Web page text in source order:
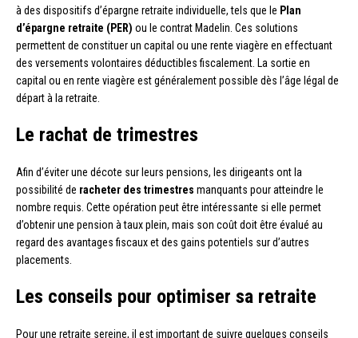
à des dispositifs d’épargne retraite individuelle, tels que le Plan
d’épargne retraite (PER) ou le contrat Madelin. Ces solutions
permettent de constituer un capital ou une rente viagère en effectuant
des versements volontaires déductibles fiscalement. La sortie en
capital ou en rente viagère est généralement possible dès l’âge légal de
départ à la retraite.
Le rachat de trimestres
Afin d’éviter une décote sur leurs pensions, les dirigeants ont la
possibilité de racheter des trimestres manquants pour atteindre le
nombre requis. Cette opération peut être intéressante si elle permet
d’obtenir une pension à taux plein, mais son coût doit être évalué au
regard des avantages fiscaux et des gains potentiels sur d’autres
placements.
Les conseils pour optimiser sa retraite
Pour une retraite sereine, il est important de suivre quelques conseils